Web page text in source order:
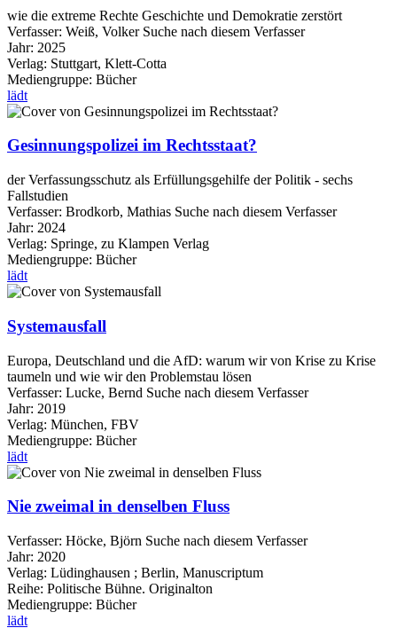
wie die extreme Rechte Geschichte und Demokratie zerstört
Verfasser: Weiß, Volker Suche nach diesem Verfasser
Jahr: 2025
Verlag: Stuttgart, Klett-Cotta
Mediengruppe: Bücher
lädt
Gesinnungspolizei im Rechtsstaat?
der Verfassungsschutz als Erfüllungsgehilfe der Politik - sechs
Fallstudien
Verfasser: Brodkorb, Mathias Suche nach diesem Verfasser
Jahr: 2024
Verlag: Springe, zu Klampen Verlag
Mediengruppe: Bücher
lädt
Systemausfall
Europa, Deutschland und die AfD: warum wir von Krise zu Krise
taumeln und wie wir den Problemstau lösen
Verfasser: Lucke, Bernd Suche nach diesem Verfasser
Jahr: 2019
Verlag: München, FBV
Mediengruppe: Bücher
lädt
Nie zweimal in denselben Fluss
Verfasser: Höcke, Björn Suche nach diesem Verfasser
Jahr: 2020
Verlag: Lüdinghausen ; Berlin, Manuscriptum
Reihe: Politische Bühne. Originalton
Mediengruppe: Bücher
lädt